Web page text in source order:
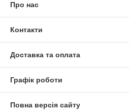
Про нас
Контакти
Доставка та оплата
Графік роботи
Повна версія сайту